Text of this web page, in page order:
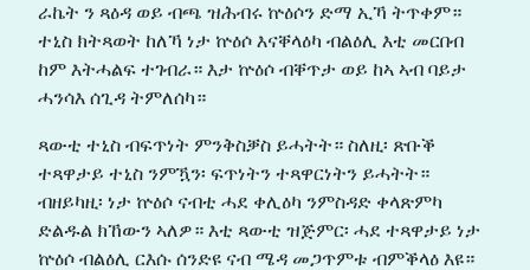
ራኬት ን ጻዕዳ ወይ ብጫ ዝሕብሩ ኵዕሶን ድማ ኢኻ ትጥቀም።
ተኒስ ክትጻወት ከለኻ ነታ ኵዕሶ እናቐላዕካ ብልዕሊ እቲ መርበብ
ከም እትሓልፍ ተገብራ። እታ ኵዕሶ ብቐጥታ ወይ ከኣ ኣብ ባይታ
ሓንሳእ ሰጊዳ ትምለሰካ።
ጻውቲ ተኒስ ብፍጥነት ምንቅስቓስ ይሓትት። ስለዚ፡ ጽቡቕ
ተጻዋታይ ተኒስ ንምዃን፡ ፍጥነትን ተጻዋርነትን ይሓትት።
ብዘይካዚ፡ ነታ ኵዕሶ ናብቲ ሓደ ቀሊዕካ ንምስዳድ ቀላጽምካ
ድልዱል ክኸውን ኣለዎ። እቲ ጻውቲ ዝጅምር፡ ሓደ ተጻዋታይ ነታ
ኵዕሶ ብልዕሊ ርእሱ ሰንድዩ ናብ ሜዳ መጋጥምቱ ብምቕላዕ እዩ።